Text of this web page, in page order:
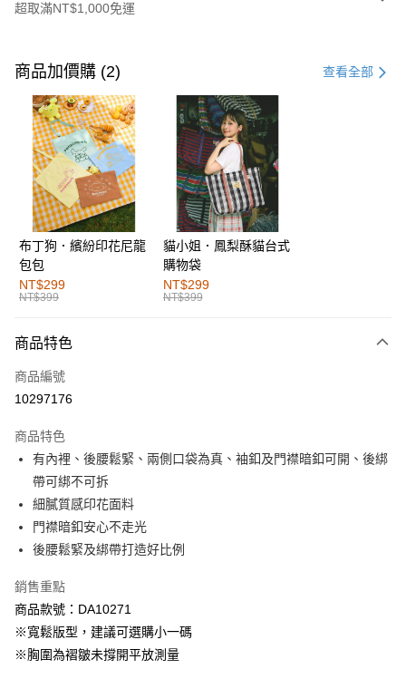
超取滿NT$1,000免運
信用卡一次付款
購物金
超商取貨付款
LINE Pay
街口支付
運送方式
全家取貨付款
每筆NT$60，滿NT$1,000(含以上)免運費
付款後全家取貨
萊爾富取貨付款
付款後萊爾富取貨
每筆NT$60，滿NT$1,000(含以上)免運費
7-11取貨付款
每筆NT$60，滿NT$1,000(含以上)免運費
每筆NT$60，滿NT$1,000(含以上)免運費
宅配
每筆NT$120，滿NT$1,000(含以上)免運費
商品加價購 (2) 查看全部
布丁狗．繽紛印花尼龍
包包
NT$299
NT$399
貓小姐．鳳梨酥貓台式
購物袋
NT$299
NT$399
商品特色
商品編號
10297176
商品特色
有內裡、後腰鬆緊、兩側口袋為真、袖釦及門襟暗釦可開、後綁
帶可綁不可拆
細膩質感印花面料
門襟暗釦安心不走光
後腰鬆緊及綁帶打造好比例
銷售重點
商品款號：DA10271
※寬鬆版型，建議可選購小一碼
※胸圍為褶皺未撐開平放測量